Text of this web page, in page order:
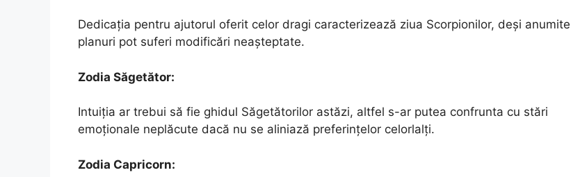
Dedicația pentru ajutorul oferit celor dragi caracterizează ziua Scorpionilor, deși anumite
planuri pot suferi modificări neașteptate.
Zodia Săgetător:
Intuiția ar trebui să fie ghidul Săgetătorilor astăzi, altfel s-ar putea confrunta cu stări
emoționale neplăcute dacă nu se aliniază preferințelor celorlalți.
Zodia Capricorn: